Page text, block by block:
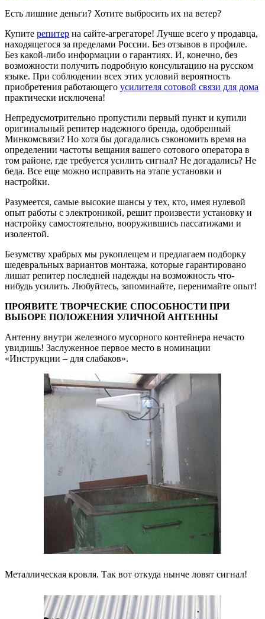
Есть лишние деньги? Хотите выбросить их на ветер?
Купите репитер на сайте-агрегаторе! Лучше всего у продавца,
находящегося за пределами России. Без отзывов в профиле.
Без какой-либо информации о гарантиях. И, конечно, без
возможности получить подробную консультацию на русском
языке. При соблюдении всех этих условий вероятность
приобретения работающего усилителя сотовой связи для дома
практически исключена!
Непредусмотрительно пропустили первый пункт и купили
оригинальный репитер надежного бренда, одобренный
Минкомсвязи? Но хотя бы догадались сэкономить время на
определении частоты вещания вашего сотового оператора в
том районе, где требуется усилить сигнал? Не догадались? Не
беда. Все еще можно исправить на этапе установки и
настройки.
Разумеется, самые высокие шансы у тех, кто, имея нулевой
опыт работы с электроникой, решит произвести установку и
настройку самостоятельно, вооружившись пассатижами и
изолентой.
Безумству храбрых мы рукоплещем и предлагаем подборку
шедевральных вариантов монтажа, которые гарантировано
лишат репитер последней надежды на возможность что-
нибудь усилить. Любуйтесь, запоминайте, перенимайте опыт!
ПРОЯВИТЕ ТВОРЧЕСКИЕ СПОСОБНОСТИ ПРИ
ВЫБОРЕ ПОЛОЖЕНИЯ УЛИЧНОЙ АНТЕННЫ
Антенну внутри железного мусорного контейнера нечасто
увидишь! Заслуженное первое место в номинации
«Инструкции – для слабаков».
Металлическая кровля. Так вот откуда нынче ловят сигнал!